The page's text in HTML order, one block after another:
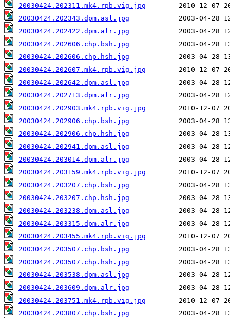
20030424.202311.mk4.rpb.vig.jpg
20030424.202343.dpm.asl.jpg
20030424.202422.dpm.alr.jpg
20030424.202606.chp.bsh.jpg
20030424.202606.chp.hsh.jpg
20030424.202607.mk4.rpb.vig.jpg
20030424.202642.dpm.asl.jpg
20030424.202713.dpm.alr.jpg
20030424.202903.mk4.rpb.vig.jpg
20030424.202906.chp.bsh.jpg
20030424.202906.chp.hsh.jpg
20030424.202941.dpm.asl.jpg
20030424.203014.dpm.alr.jpg
20030424.203159.mk4.rpb.vig.jpg
20030424.203207.chp.bsh.jpg
20030424.203207.chp.hsh.jpg
20030424.203238.dpm.asl.jpg
20030424.203315.dpm.alr.jpg
20030424.203455.mk4.rpb.vig.jpg
20030424.203507.chp.bsh.jpg
20030424.203507.chp.hsh.jpg
20030424.203538.dpm.asl.jpg
20030424.203609.dpm.alr.jpg
20030424.203751.mk4.rpb.vig.jpg
20030424.203807.chp.bsh.jpg